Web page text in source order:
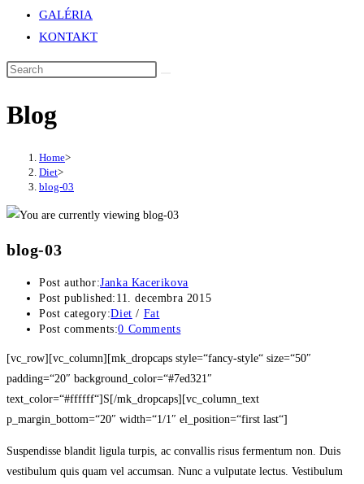
GALÉRIA
KONTAKT
Blog
Home>
Diet>
blog-03
blog-03
Post author:Janka Kacerikova
Post published: 11. decembra 2015
Post category:Diet / Fat
Post comments:0 Comments
[vc_row][vc_column][mk_dropcaps style=“fancy-style“ size=“50″
padding=“20″ background_color=“#7ed321″
text_color=“#ffffff“]S[/mk_dropcaps][vc_column_text
p_margin_bottom=“20″ width=“1/1″ el_position=“first last“]
Suspendisse blandit ligula turpis, ac convallis risus fermentum non. Duis
vestibulum quis quam vel accumsan. Nunc a vulputate lectus. Vestibulum